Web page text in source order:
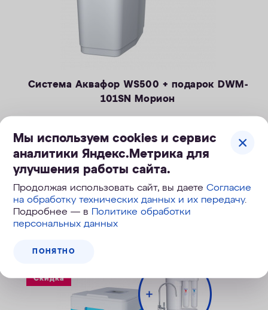
Система Аквафор WS500 + подарок DWM-
101SN Морион
жесткости, железа и марганца.
— Производительность раб./макс. — 1,4 / 2,1 м3/ч
— Максимальная удаляемая жесткость — 24 мг-экв/л
— Максимальная удаляемая концентрация железа — 10 мг/л
— Максимальная удаляемая концентрация растворенного
марганца — 3 мг/л
— Объем воды/соли на регенерацию от 43 литров / 0,8 кг
— Размеры 322 х 432 х 554 мм
49 990руб.
ПОД ЗАКАЗ
Скидка
Мы используем cookies и сервис
аналитики Яндекс.Метрика для
улучшения работы сайта.
Продолжая использовать сайт, вы даетеСогласие
на обработку технических данных и их передачу.
Подробнее — в
Политике обработки
персональных данных
ПОНЯТНО